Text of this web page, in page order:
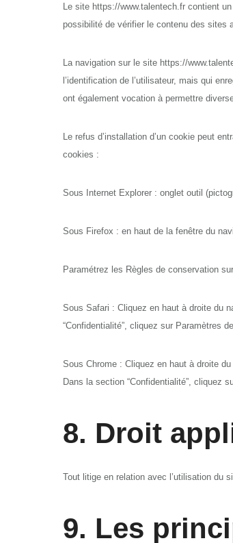
Le site https://www.talentech.fr contient
possibilité de vérifier le contenu des sites
La navigation sur le site https://
l’identification de l’utilisateur, mais qui
ont également vocation à permettre
Le refus d’installation d’un cookie peut
cookies :
Sous Internet Explorer : onglet outil
Sous Firefox : en haut de la fenêtre du
Paramétrez les Règles de conservation
Sous Safari : Cliquez en haut à droite du
“Confidentialité”, cliquez sur Paramètres
Sous Chrome : Cliquez en haut à droite
Dans la section “Confidentialité”, cliquez
8. Droit
Tout litige en relation avec l’utilisation du
9. Les